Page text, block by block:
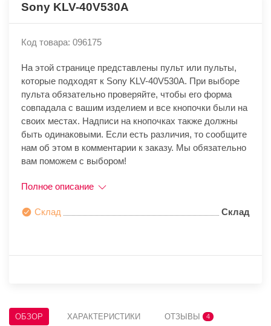
Sony KLV-40V530A
Код товара: 096175
На этой странице представлены пульт или пульты,
которые подходят к Sony KLV-40V530A. При выборе
пульта обязательно проверяйте, чтобы его форма
совпадала с вашим изделием и все кнопочки были на
своих местах. Надписи на кнопочках также должны
быть одинаковыми. Если есть различия, то сообщите
нам об этом в комментарии к заказу. Мы обязательно
вам поможем с выбором!
Полное описание
Склад Склад
ОБЗОР ХАРАКТЕРИСТИКИ ОТЗЫВЫ 4